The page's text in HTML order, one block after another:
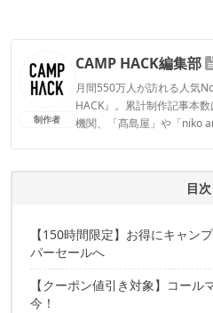
制作者
CAMP HACK編集部
月間550万人が訪れる人気
HACK』。累計制作記事本
機関、「髙島屋」や「niko
CAMP HACK編集部のプロ
目次
【150時間限定】お得にキャン
パーセールへ
【クーポン値引き対象】コール
今！